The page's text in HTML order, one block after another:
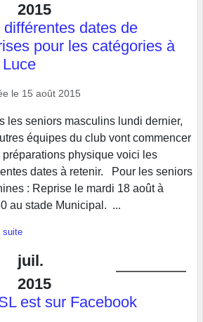
2015
différentes dates de
pour les catégories à
le 15 août 2015
les seniors masculins lundi dernier,
équipes du club vont commencer
préparations physique voici les
dates à retenir. Pour les seniors
: Reprise le mardi 18 août à
au stade Municipal. ...
suite
juil.
2015
est sur Facebook